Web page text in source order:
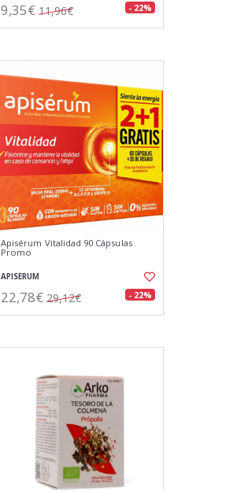
9,35€ 11,96€ - 22%
Apisérum Vitalidad 90 Cápsulas
Promo
APISERUM
22,78€ 29,12€ - 22%